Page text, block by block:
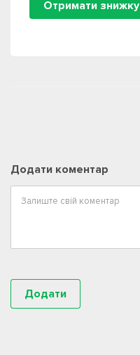
Отримати знижку
Додати коментар